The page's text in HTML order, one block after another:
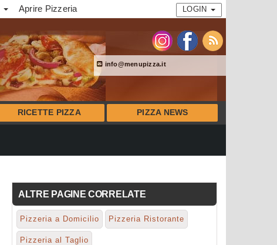
Aprire Pizzeria LOGIN
info@menupizza.it
RICETTE PIZZA PIZZA NEWS
ALTRE PAGINE CORRELATE
Pizzeria a Domicilio Pizzeria Ristorante
Pizzeria al Taglio